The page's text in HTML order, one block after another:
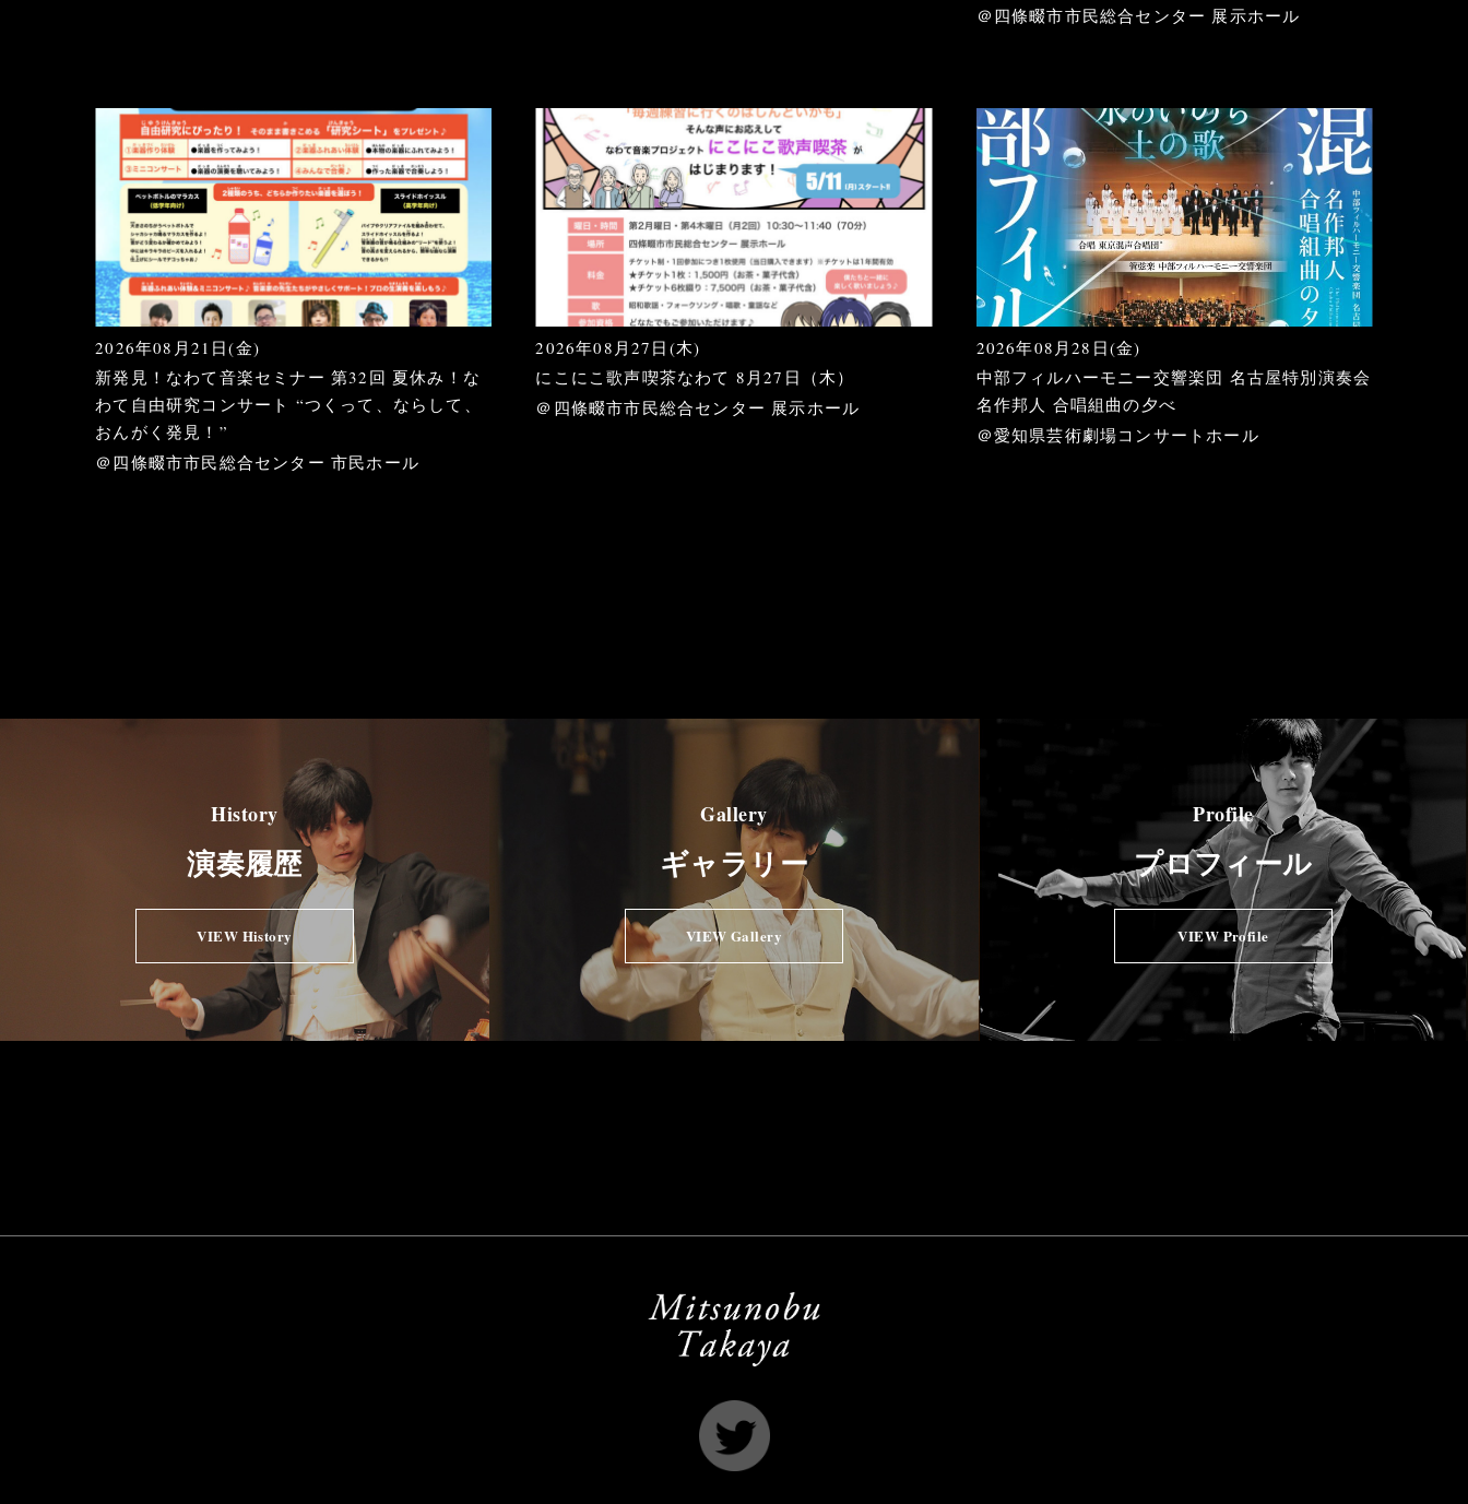
＠四條畷市市民総合センター 展示ホール
2026年08月21日(金)
新発見！なわて音楽セミナー 第32回 夏休み！な
わて自由研究コンサート “つくって、ならして、
おんがく発見！”
＠四條畷市市民総合センター 市民ホール
2026年08月27日(木)
にこにこ歌声喫茶なわて 8月27日（木）
＠四條畷市市民総合センター 展示ホール
2026年08月28日(金)
中部フィルハーモニー交響楽団 名古屋特別演奏会
名作邦人 合唱組曲の夕べ
＠愛知県芸術劇場コンサートホール
History
演奏履歴
VIEW History
Gallery
ギャラリー
VIEW Gallery
Profile
プロフィール
VIEW Profile